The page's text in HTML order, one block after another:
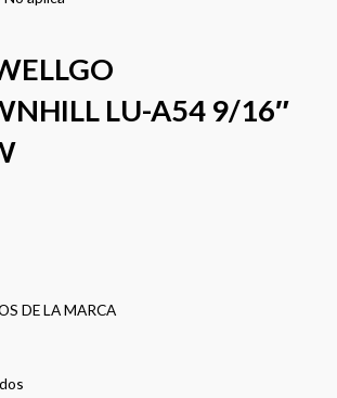
LU-A54 9/16″
DE LA MARCA